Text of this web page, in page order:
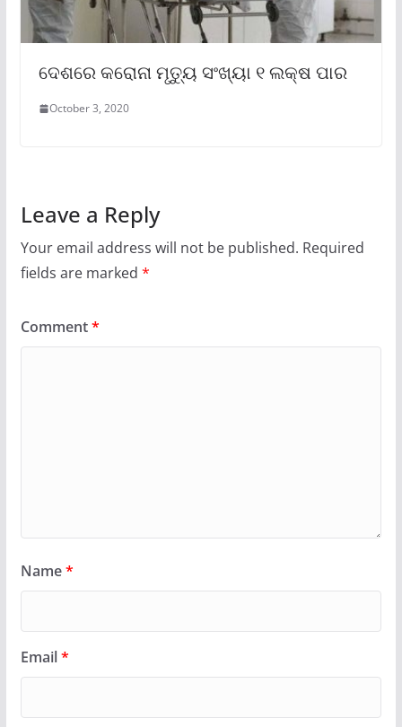
ଦେଶରେ କରୋନା ମୃତ୍ୟୁ ସଂଖ୍ୟା ୧ ଲକ୍ଷ ପାର
October 3, 2020
Leave a Reply
Your email address will not be published. Required
fields are marked *
Comment*
Name*
Email*